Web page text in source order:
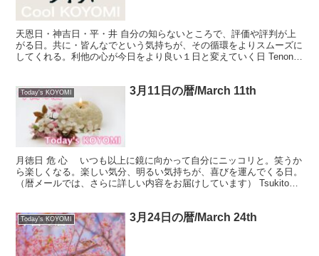
天恩日・神吉日・平・井 自分の知らないところで、評価や評判が上
がる日。共に・皆んなでという気持ちが、その循環をよりスムーズに
してくれる。利他の心が今日をより良い１日と変えていく日 Tenon-
Today's KOYOMI 3月11日の暦/March 11th
月徳日 危 心 いつも以上に鏡に向かって自分にニッコリと。笑うか
ら楽しくなる。楽しい気分、明るい気持ちが、喜びを運んでくる日。
（暦メールでは、さらに詳しい内容をお届けしています） Tsukitoku-
Today's KOYOMI 3月24日の暦/March 24th